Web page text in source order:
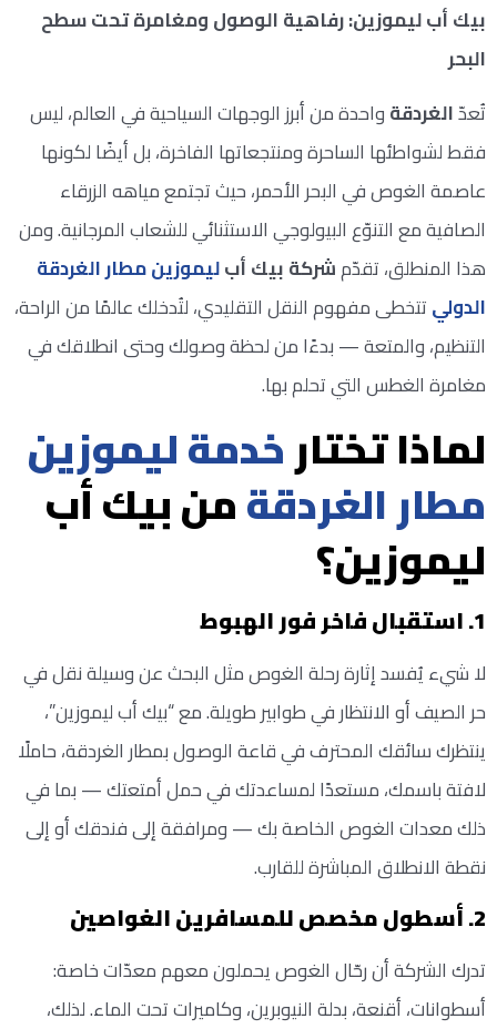
بيك أب ليموزين: رفاهية الوصول ومغامرة تحت سطح
البحر
تُعدّالغردقةواحدة من أبرز الوجهات السياحية في العالم، ليس
فقط لشواطئها الساحرة ومنتجعاتها الفاخرة، بل أيضًا لكونها
عاصمة الغوص في البحر الأحمر، حيث تجتمع مياهه الزرقاء
الصافية مع التنوّع البيولوجي الاستثنائي للشعاب المرجانية. ومن
هذا المنطلق، تقدّمشركة بيك أبليموزينمطار الغردقة
الدوليتتخطى مفهوم النقل التقليدي، لتُدخلك عالمًا من الراحة،
التنظيم، والمتعة — بدءًا من لحظة وصولك وحتى انطلاقك في
مغامرة الغطس التي تحلم بها.
لماذا تختارخدمة ليموزين
مطار الغردقةمن بيك أب
ليموزين؟
1. استقبال فاخر فور الهبوط
لا شيء يُفسد إثارة رحلة الغوص مثل البحث عن وسيلة نقل في
حر الصيف أو الانتظار في طوابير طويلة. مع “بيك أب ليموزين”،
ينتظرك سائقك المحترف في قاعة الوصول بمطار الغردقة، حاملًا
لافتة باسمك، مستعدًا لمساعدتك في حمل أمتعتك — بما في
ذلك معدات الغوص الخاصة بك — ومرافقة إلى فندقك أو إلى
نقطة الانطلاق المباشرة للقارب.
2. أسطول مخصص للمسافرين الغواصين
تدرك الشركة أن رحّال الغوص يحملون معهم معدّات خاصة:
أسطوانات، أقنعة، بدلة النيوبرين، وكاميرات تحت الماء. لذلك،